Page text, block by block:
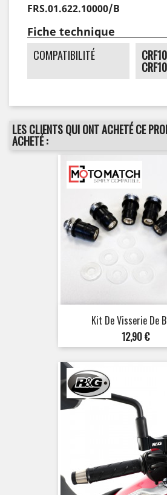
FRS.01.622.10000/B
Fiche technique
COMPATIBILITÉ
LES CLIENTS QUI ONT ACHETÉ CE
ACHETÉ :
Kit De Visserie De
Prix
12,90 €